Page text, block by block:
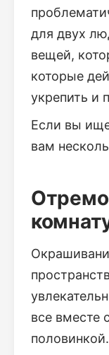
для двух
вещей,
которые
укрепить и
Если вы
вам
все вместе